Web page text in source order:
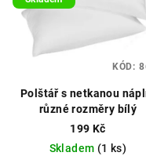
Polštář s netkanou
různé rozměry bílý
199 Kč
Skladem (1 ks)
KÓD: